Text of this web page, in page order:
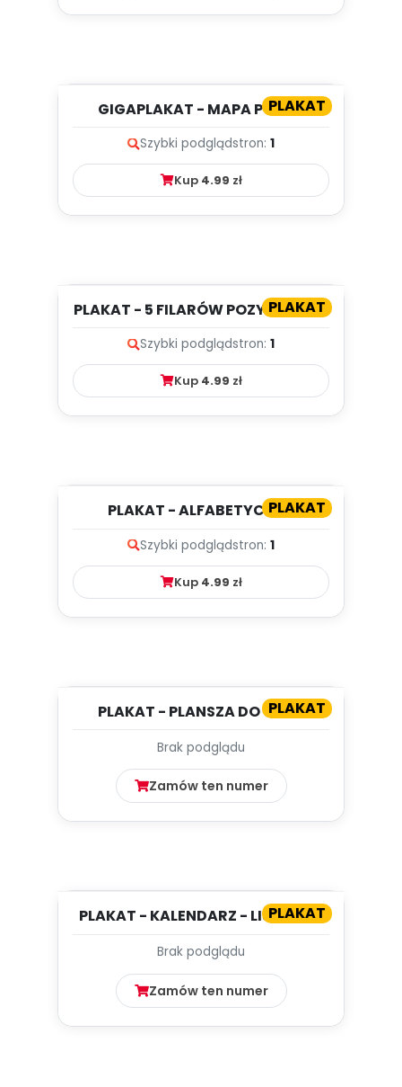
PLAKAT
GIGAPLAKAT - MAPA POLSKI
Szybki podglądstron: 1
Kup 4.99 zł
PLAKAT
PLAKAT - 5 FILARÓW POZYTYWNEJ
Szybki podglądstron: 1
Kup 4.99 zł
PLAKAT
PLAKAT - ALFABETYCZNA
Szybki podglądstron: 1
Kup 4.99 zł
PLAKAT
PLAKAT - PLANSZA DO GRY -
BAJKI...
Brak podglądu
Zamów ten numer
PLAKAT
PLAKAT - KALENDARZ - LISTOPAD
Brak podglądu
Zamów ten numer